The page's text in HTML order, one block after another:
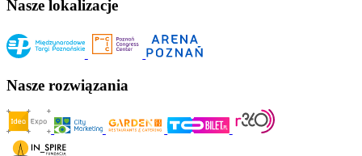
Nasze lokalizacje
Nasze rozwiązania